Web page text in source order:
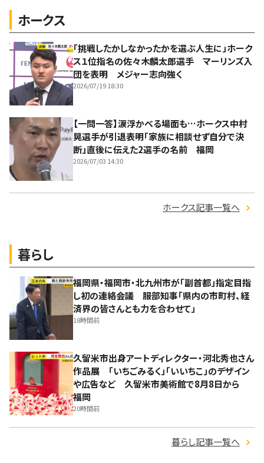
ホークス
「挑戦したかしなかったかを選ぶ人生に」ホーク
ス１位指名の佐々木麟太郎選手 マーリンズ入
団を表明 メジャー志向強く
2026/07/19 18:30
【一問一答】涙浮かべる場面も…ホークス中村
晃選手が引退表明「家族に相談せず自分で決
断」直後に伝えた2選手の名前 福岡
2026/07/03 14:30
ホークス記事一覧へ
暮らし
福岡県・福岡市・北九州市が「副首都」指定目指
し初の連絡会議 服部知事「県内の市町村、経
済界の皆さんとも力を合わせて」
18時間前
久留米市出身アートディレクター・河北秀也さん
作品展 「いちごみるく」「いいちこ」のデザイン
や広告など 久留米市美術館で8月8日から
福岡
20時間前
暮らし記事一覧へ